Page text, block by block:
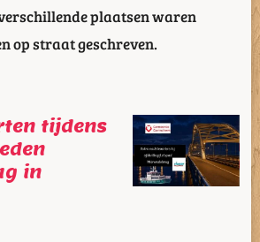
plaatsen waren
op straat geschreven.
tijdens
in